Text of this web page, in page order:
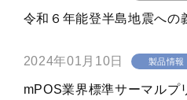
令和６年能登半島地震への
2024年01月10日 製品情報
mPOS業界標準サーマルプ